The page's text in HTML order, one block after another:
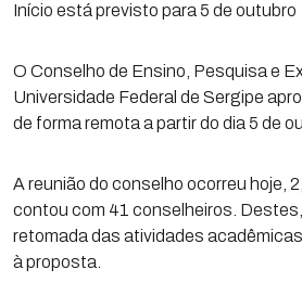
Início está previsto para 5 de outubro
O Conselho de Ensino, Pesquisa e
Universidade Federal de Sergipe
de forma remota a partir do dia 5 de
A reunião do conselho ocorreu hoje,
contou com 41 conselheiros.
retomada das atividades
à proposta.